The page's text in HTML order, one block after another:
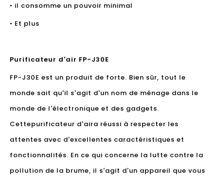
• il consomme un pouvoir minimal
• Et plus
Purificateur d'air FP-J30E
FP-J30E est un produit de forte. Bien sûr, tout le
monde sait qu'il s'agit d'un nom de ménage dans le
monde de l'électronique et des gadgets.
Cettepurificateur d'aira réussi à respecter les
attentes avec d'excellentes caractéristiques et
fonctionnalités. En ce qui concerne la lutte contre la
pollution de la brume, il s'agit d'un appareil que vous